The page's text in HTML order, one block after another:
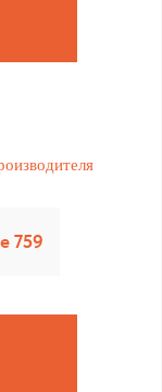
759